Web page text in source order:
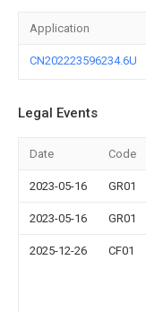
Application
CN202223596234.6U
Legal Events
Date Code
2023-05-16 GR01
2023-05-16 GR01
2025-12-26 CF01